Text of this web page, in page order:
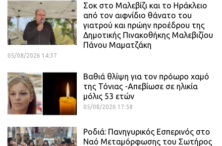
Σοκ στο Μαλεβίζι και το Ηράκλειο
από τον αιφνίδιο θάνατο του
γιατρού και πρώην προέδρου της
Δημοτικής Πινακοθήκης Μαλεβιζίου
Πάνου Μαματζάκη
05/08/2026 14:37
Βαθιά θλίψη για τον πρόωρο χαμό
της Τόνιας -Απεβίωσε σε ηλικία
μόλις 53 ετών
05/08/2026 17:58
Ροδιά: Πανηγυρικός Εσπερινός στο
Ναό Μεταμόρφωσης του Σωτήρος